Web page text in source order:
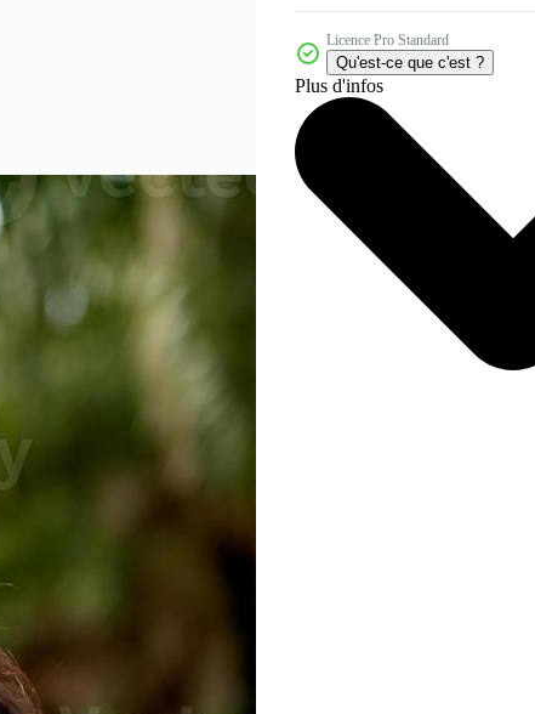
Licence Pro Standard
Qu'est-ce que c'est ?
Plus d'infos